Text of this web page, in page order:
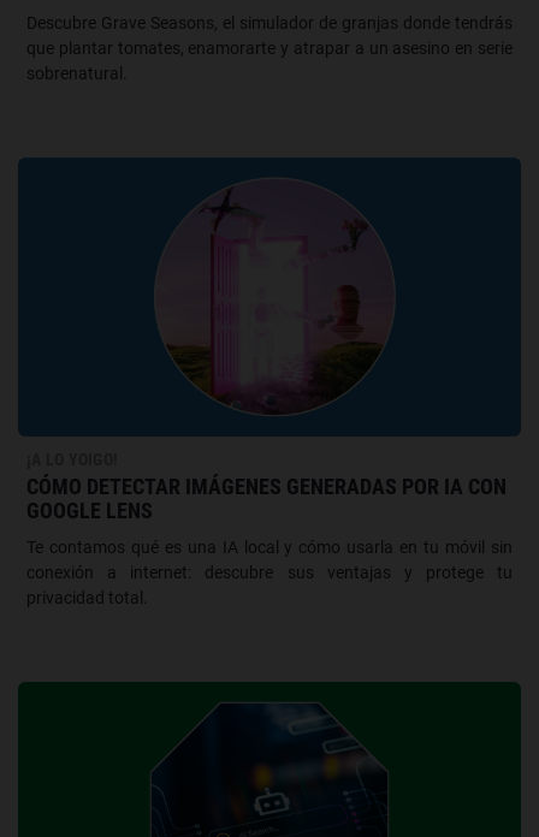
Descubre Grave Seasons, el simulador de granjas donde tendrás
que plantar tomates, enamorarte y atrapar a un asesino en serie
sobrenatural.
CÓMO DETECTAR IMÁGENES GENERADAS POR IA CON
GOOGLE LENS
Te contamos qué es una IA local y cómo usarla en tu móvil sin
conexión a internet: descubre sus ventajas y protege tu
privacidad total.